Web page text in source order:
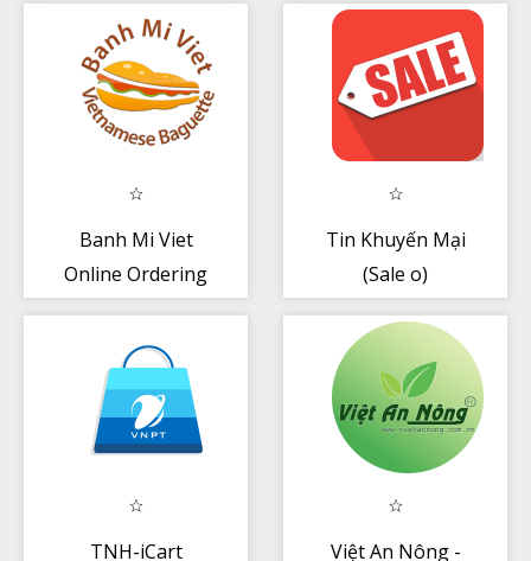
Banh Mi Viet
Online Ordering
Tin Khuyến Mại
(Sale off)
TNH-iCart Việt An Nông -